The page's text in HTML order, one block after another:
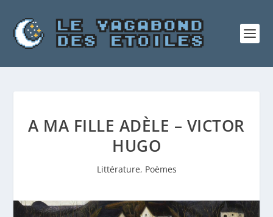
A MA FILLE ADÈLE – VICTOR
HUGO
Littérature, Poèmes